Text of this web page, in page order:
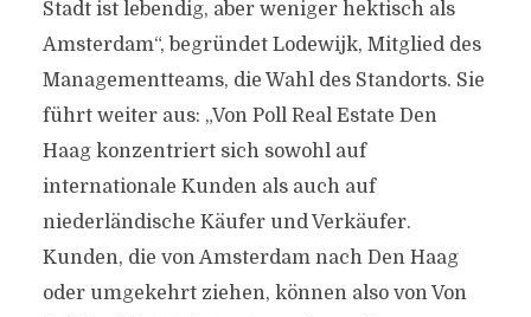
Stadt ist lebendig, aber weniger hektisch als
Amsterdam“, begründet Lodewijk, Mitglied des
Managementteams, die Wahl des Standorts. Sie
führt weiter aus: „Von Poll Real Estate Den
Haag konzentriert sich sowohl auf
internationale Kunden als auch auf
niederländische Käufer und Verkäufer.
Kunden, die von Amsterdam nach Den Haag
oder umgekehrt ziehen, können also von Von